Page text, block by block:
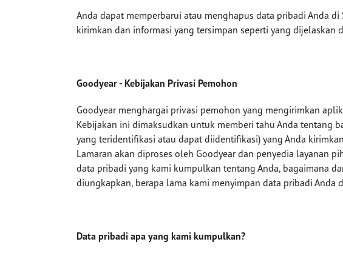
Anda dapat memperbarui atau menghapus data pribadi Anda
kirimkan dan informasi yang tersimpan seperti yang dijelaskan
Goodyear - Kebijakan Privasi Pemohon
Goodyear menghargai privasi pemohon yang mengirimkan
Kebijakan ini dimaksudkan untuk memberi tahu Anda tentang
yang teridentifikasi atau dapat diidentifikasi) yang Anda
Lamaran akan diproses oleh Goodyear dan penyedia layanan
data pribadi yang kami kumpulkan tentang Anda, bagaimana
diungkapkan, berapa lama kami menyimpan data pribadi Anda
Data pribadi apa yang kami kumpulkan?